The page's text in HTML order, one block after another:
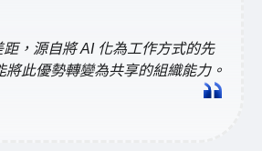
，源自將 AI 化為工作方式的先
將此優勢轉變為共享的組織能力。